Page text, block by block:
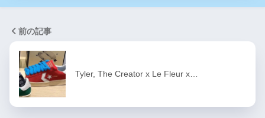
前の記事
Tyler, The Creator x Le Fleur x…